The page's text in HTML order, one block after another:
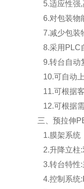
5.适应性强,
6.对包装物
7.减少包装
8.采用PLC
9.转台自动
10.可自动
11.可根据
12.可根据
三、预拉伸
1.膜架系统
2.升降立柱:
3.转台特性:
4.控制系统